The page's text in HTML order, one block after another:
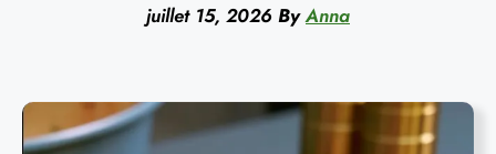
juillet 15, 2026 By Anna